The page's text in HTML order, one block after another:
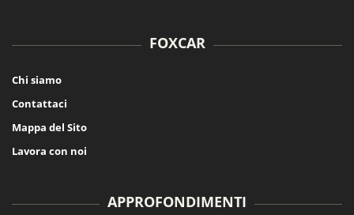
FOXCAR
Chi siamo
Contattaci
Mappa del Sito
Lavora con noi
APPROFONDIMENTI